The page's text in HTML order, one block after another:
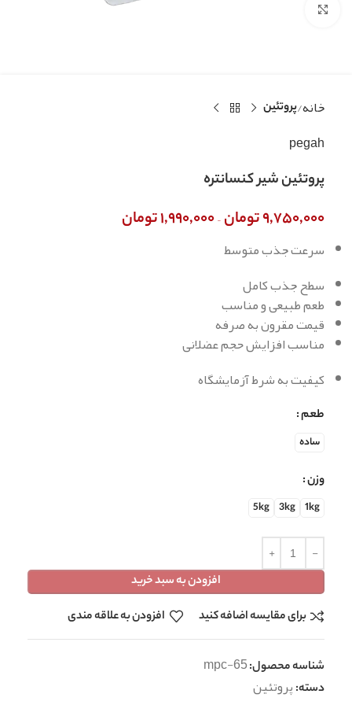
خانه پروتئین
pegah
پروتئین شیر کنسانتره
۹,۷۵۰,۰۰۰تومان–۱,۹۹۰,۰۰۰تومان
سرعت جذب متوسط
سطح جذب کامل
طعم طبیعی و مناسب
قیمت مقرون به صرفه
مناسب افزایش حجم عضلانی
کیفیت به شرط آزمایشگاه
طعم
ساده
وزن
1kg
3kg
5kg
افزودن به سبد خرید
برای مقایسه اضافه کنید
افزودن به علاقه مندی
شناسه محصول:mpc-65
دسته: پروتئین